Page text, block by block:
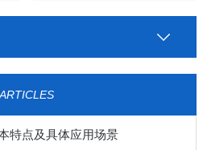
特点及具体应用场景